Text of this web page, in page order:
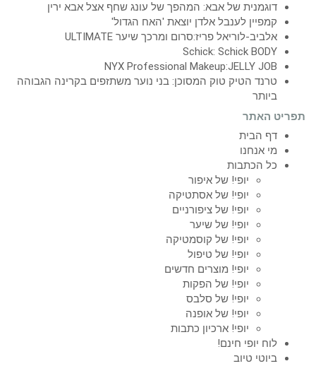
דוגמנית של אבא: המהפך של עונג שחף אצל אבא ירין
קמפיין לענבל אלדן יוצאת 'האח הגדול'
אלביב-לוריאל פריז:סרום ומרכך שיער ULTIMATE
Schick: Schick BODY
NYX Professional Makeup:JELLY JOB
טרנד הטיק טוק המסוכן: בני נוער משתזפים בקרינה הגבוהה
ביותר
תפריט האתר
דף הבית
מי אנחנו
כל הכתבות
יופי! של איפור
יופי! של אסתטיקה
יופי! של ציפורניים
יופי! של שיער
יופי! של קוסמטיקה
יופי! של טיפול
יופי! מוצרים חדשים
יופי! של הפקות
יופי! של סלבס
יופי! של אופנה
יופי! ארכיון כתבות
לוח יופי חינם!
ביוטי טיוב